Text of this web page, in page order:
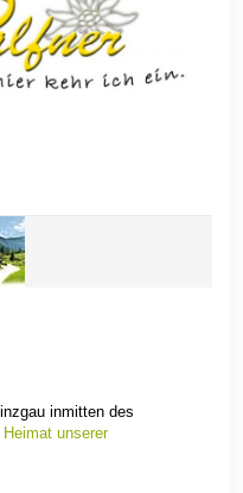
inmitten des
Heimat unserer